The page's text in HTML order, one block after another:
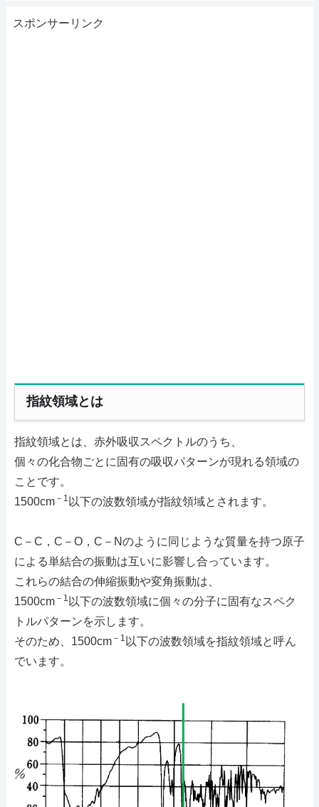
スポンサーリンク
指紋領域とは
指紋領域とは、赤外吸収スペクトルのうち、
個々の化合物ごとに固有の吸収パターンが現れる領域の
ことです。
1500cm －1 以下の波数領域が指紋領域とされます。
C－C，C－O，C－Nのように同じような質量を持つ原子
による単結合の振動は互いに影響し合っています。
これらの結合の伸縮振動や変角振動は、
1500cm －1 以下の波数領域に個々の分子に固有なスペク
トルパターンを示します。
そのため、1500cm －1 以下の波数領域を指紋領域と呼ん
でいます。